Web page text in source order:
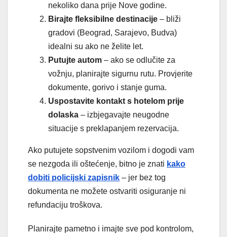
nekoliko dana prije Nove godine.
Birajte fleksibilne destinacije – bliži
gradovi (Beograd, Sarajevo, Budva)
idealni su ako ne želite let.
Putujte autom – ako se odlučite za
vožnju, planirajte sigurnu rutu. Provjerite
dokumente, gorivo i stanje guma.
Uspostavite kontakt s hotelom prije
dolaska – izbjegavajte neugodne
situacije s preklapanjem rezervacija.
Ako putujete sopstvenim vozilom i dogodi vam
se nezgoda ili oštećenje, bitno je znati kako
dobiti policijski zapisnik – jer bez tog
dokumenta ne možete ostvariti osiguranje ni
refundaciju troškova.
Planirajte pametno i imajte sve pod kontrolom,